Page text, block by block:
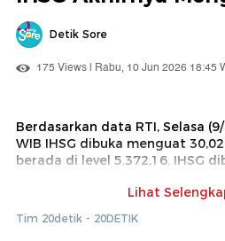
Detik Sore
175 Views | Rabu, 10 Jun 2026 18:45
Berdasarkan data RTI, Selasa
WIB IHSG dibuka menguat
berada di level 5.372,16. IHSG
tertinggi 5.428,72. Pengaruh
negeri bermain penting dalam
hijau.Sementara itu saham 'big
Lihat
Tim 20detik - 20DETIK